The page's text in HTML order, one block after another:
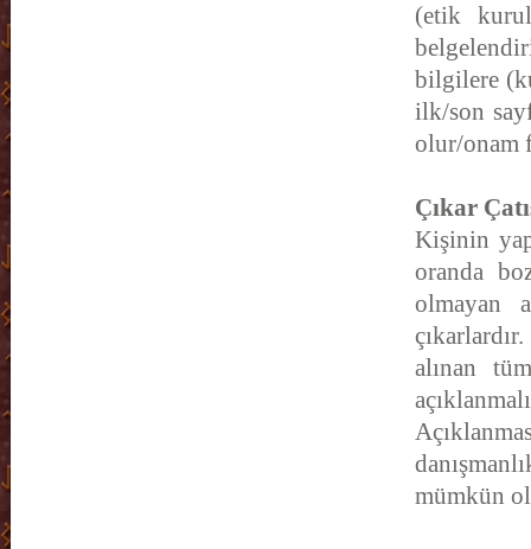
(etik
bilgilere
ilk/son
olur/onam
Çıkar
Kişinin
oranda
olmayan
alınan
mümkün